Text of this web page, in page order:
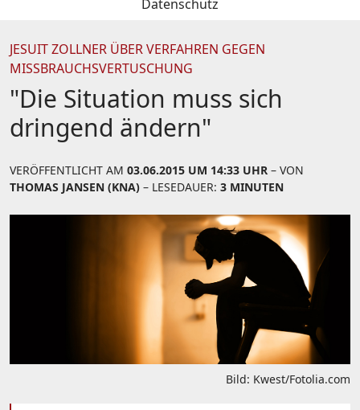
Datenschutz
JESUIT ZOLLNER ÜBER VERFAHREN GEGEN
MISSBRAUCHSVERTUSCHUNG
"Die Situation muss sich
dringend ändern"
VERÖFFENTLICHT AM 03.06.2015 UM 14:33 UHR – VON
THOMAS JANSEN (KNA) – LESEDAUER: 3 MINUTEN
Bild: Kwest/Fotolia.com